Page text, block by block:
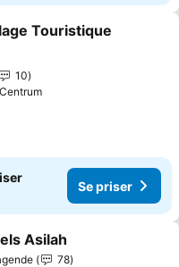
favoritter
Touristique
10
Se priser
favoritter
Asilah
78